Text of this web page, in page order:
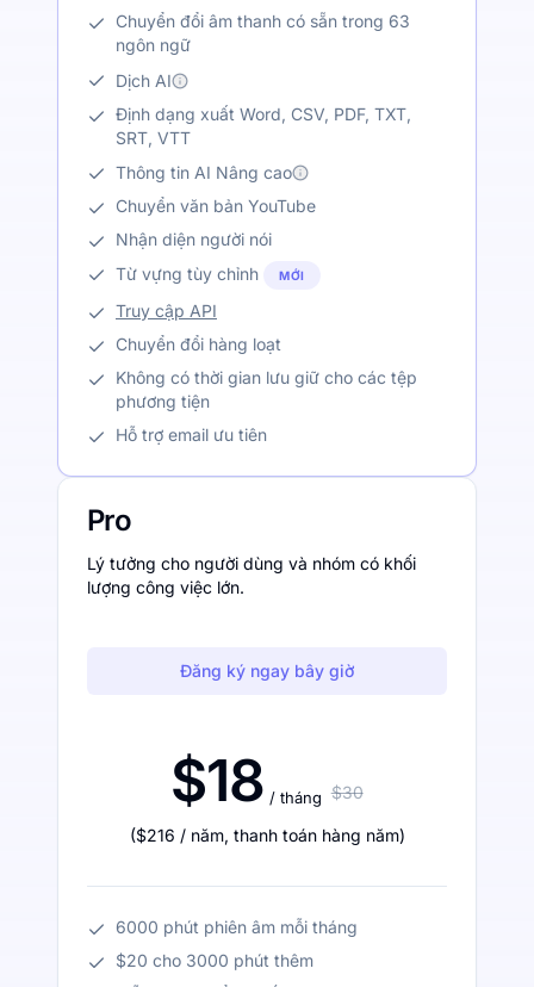
Chuyển đổi âm thanh có sẵn trong 63
ngôn ngữ
Dịch AI
Định dạng xuất Word, CSV, PDF, TXT,
SRT, VTT
Thông tin AI Nâng cao
Chuyển văn bản YouTube
Nhận diện người nói
Từ vựng tùy chỉnh
MỚI
Truy cập API
Chuyển đổi hàng loạt
Không có thời gian lưu giữ cho các tệp
phương tiện
Hỗ trợ email ưu tiên
Pro
Lý tưởng cho người dùng và nhóm có khối
lượng công việc lớn.
Đăng ký ngay bây giờ
$18 / tháng $30
($216 / năm, thanh toán hàng năm)
6000 phút phiên âm mỗi tháng
$20 cho 3000 phút thêm